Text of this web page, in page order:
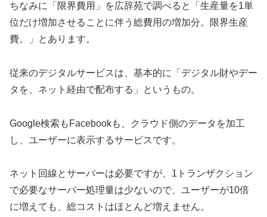
ちなみに「限界費用」を広辞苑で調べると「生産量を1単
位だけ増加させることに伴う総費用の増加分。限界生産
費。」とあります。
従来のデジタルサービスは、基本的に「デジタル財やデー
タを、ネット経由で配布する」というもの。
Google検索もFacebookも、クラウド側のデータを加工
し、ユーザーに表示するサービスです。
ネット回線とサーバーは必要ですが、1トランザクション
で必要なサーバー処理量は少ないので、ユーザーが10倍
に増えても、総コストはほとんど増えません。